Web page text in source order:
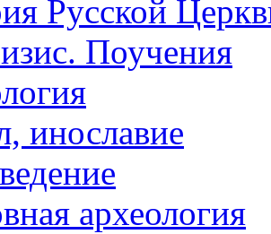
Русской
Поучения
инославие
археология